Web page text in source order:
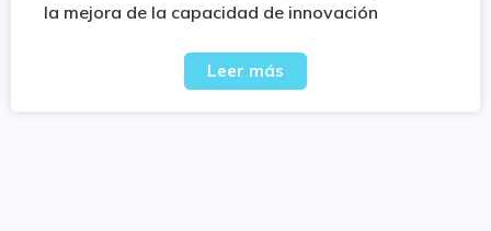
la mejora de la capacidad de innovación
Leer más